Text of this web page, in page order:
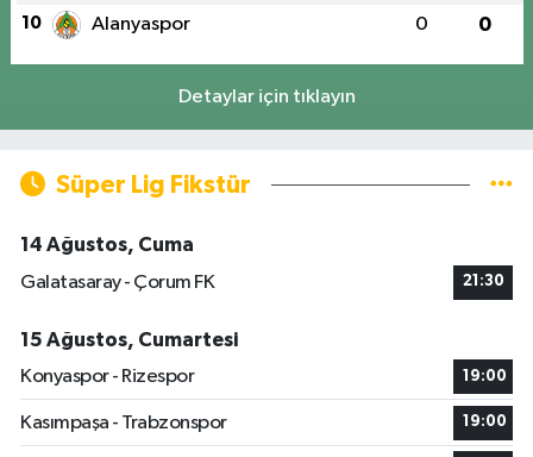
10 Alanyaspor 0 0
Detaylar için tıklayın
Süper Lig Fikstür
14 Ağustos, Cuma
Galatasaray - Çorum FK
21:30
15 Ağustos, Cumartesi
Konyaspor - Rizespor
19:00
Kasımpaşa - Trabzonspor 19:00